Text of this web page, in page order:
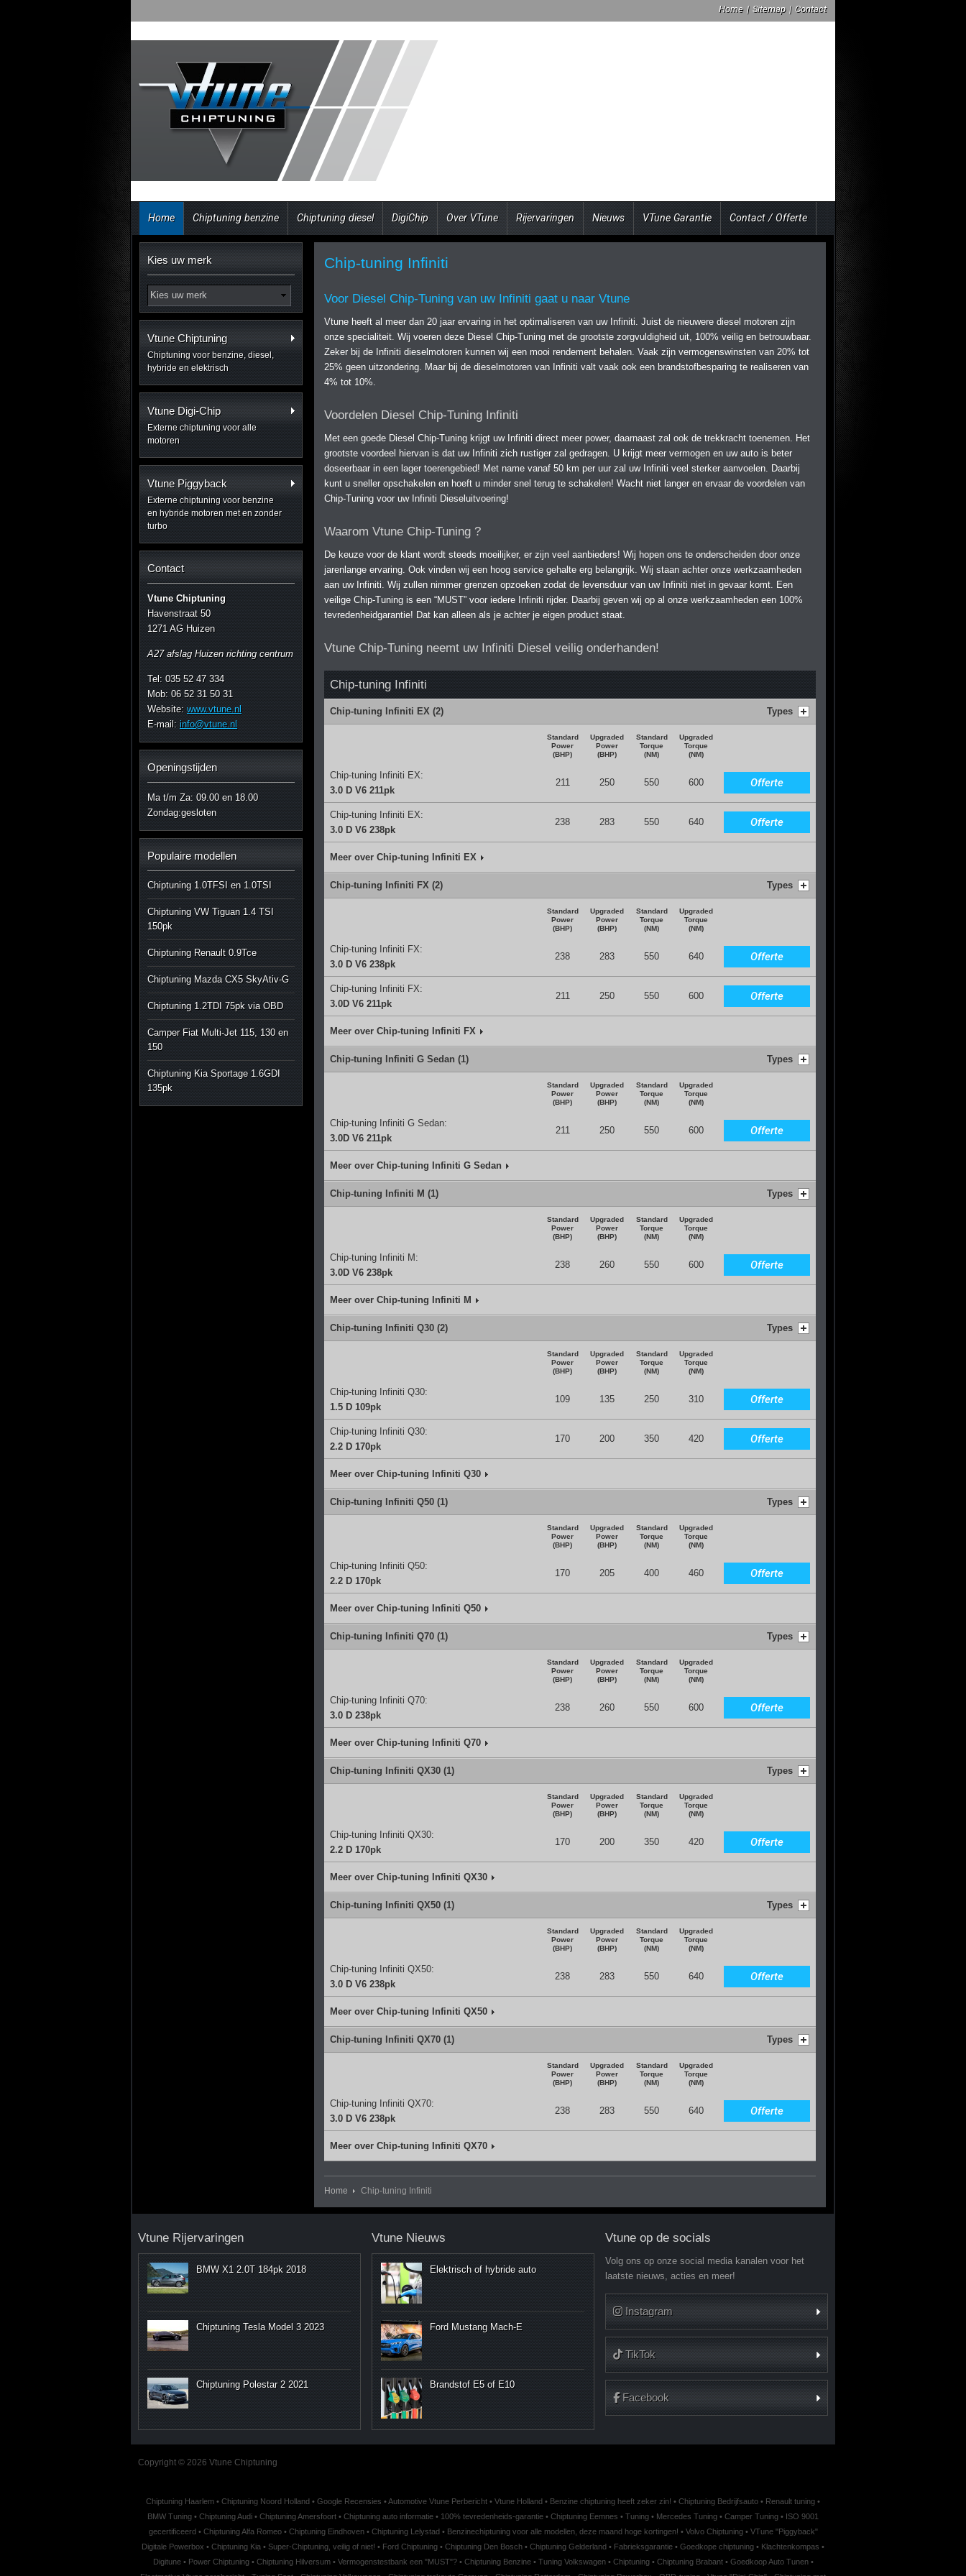
Home | Sitemap | Contact
Home Chiptuning benzine Chiptuning diesel DigiChip Over VTune Rijervaringen Nieuws VTune Garantie Contact / Offerte
Kies uw merk
Vtune Chiptuning
Chiptuning voor benzine, diesel,
hybride en elektrisch
Vtune Digi-Chip
Externe chiptuning voor alle
motoren
Vtune Piggyback
Externe chiptuning voor benzine
en hybride motoren met en zonder
turbo
Contact
Vtune Chiptuning
Havenstraat 50
1271 AG Huizen
A27 afslag Huizen richting centrum
Tel: 035 52 47 334
Mob: 06 52 31 50 31
Website: www.vtune.nl
E-mail: info@vtune.nl
Openingstijden
Ma t/m Za: 09.00 en 18.00
Zondag:gesloten
Populaire modellen
Chiptuning 1.0TFSI en 1.0TSI
Chiptuning VW Tiguan 1.4 TSI
150pk
Chiptuning Renault 0.9Tce
Chiptuning Mazda CX5 SkyAtiv-G
Chiptuning 1.2TDI 75pk via OBD
Camper Fiat Multi-Jet 115, 130 en
150
Chiptuning Kia Sportage 1.6GDI
135pk
Chip-tuning Infiniti
Voor Diesel Chip-Tuning van uw Infiniti gaat u naar Vtune
Vtune heeft al meer dan 20 jaar ervaring in het optimaliseren van uw Infiniti. Juist de nieuwere diesel motoren zijn
onze specialiteit. Wij voeren deze Diesel Chip-Tuning met de grootste zorgvuldigheid uit, 100% veilig en betrouwbaar.
Zeker bij de Infiniti dieselmotoren kunnen wij een mooi rendement behalen. Vaak zijn vermogenswinsten van 20% tot
25% geen uitzondering. Maar bij de dieselmotoren van Infiniti valt vaak ook een brandstofbesparing te realiseren van
4% tot 10%.
Voordelen Diesel Chip-Tuning Infiniti
Met een goede Diesel Chip-Tuning krijgt uw Infiniti direct meer power, daarnaast zal ook de trekkracht toenemen. Het
grootste voordeel hiervan is dat uw Infiniti zich rustiger zal gedragen. U krijgt meer vermogen en uw auto is beter
doseerbaar in een lager toerengebied! Met name vanaf 50 km per uur zal uw Infiniti veel sterker aanvoelen. Daarbij
kunt u sneller opschakelen en hoeft u minder snel terug te schakelen! Wacht niet langer en ervaar de voordelen van
Chip-Tuning voor uw Infiniti Dieseluitvoering!
Waarom Vtune Chip-Tuning ?
De keuze voor de klant wordt steeds moeilijker, er zijn veel aanbieders! Wij hopen ons te onderscheiden door onze
jarenlange ervaring. Ook vinden wij een hoog service gehalte erg belangrijk. Wij staan achter onze werkzaamheden
aan uw Infiniti. Wij zullen nimmer grenzen opzoeken zodat de levensduur van uw Infiniti niet in gevaar komt. Een
veilige Chip-Tuning is een “MUST” voor iedere Infiniti rijder. Daarbij geven wij op al onze werkzaamheden een 100%
tevredenheidgarantie! Dat kan alleen als je achter je eigen product staat.
Vtune Chip-Tuning neemt uw Infiniti Diesel veilig onderhanden!
Chip-tuning Infiniti
Chip-tuning Infiniti EX (2) Types
Standard
Power
(BHP)
Upgraded
Power
(BHP)
Standard
Torque
(NM)
Upgraded
Torque
(NM)
Chip-tuning Infiniti EX:
3.0 D V6 211pk
211 250 550 600 Offerte
Chip-tuning Infiniti EX:
3.0 D V6 238pk
238 283 550 640 Offerte
Meer over Chip-tuning Infiniti EX
Chip-tuning Infiniti FX (2) Types
Standard
Power
(BHP)
Upgraded
Power
(BHP)
Standard
Torque
(NM)
Upgraded
Torque
(NM)
Chip-tuning Infiniti FX:
3.0 D V6 238pk
238 283 550 640 Offerte
Chip-tuning Infiniti FX:
3.0D V6 211pk
211 250 550 600 Offerte
Meer over Chip-tuning Infiniti FX
Chip-tuning Infiniti G Sedan (1) Types
Standard
Power
(BHP)
Upgraded
Power
(BHP)
Standard
Torque
(NM)
Upgraded
Torque
(NM)
Chip-tuning Infiniti G Sedan:
3.0D V6 211pk
211 250 550 600 Offerte
Meer over Chip-tuning Infiniti G Sedan
Chip-tuning Infiniti M (1) Types
Standard
Power
(BHP)
Upgraded
Power
(BHP)
Standard
Torque
(NM)
Upgraded
Torque
(NM)
Chip-tuning Infiniti M:
3.0D V6 238pk
238 260 550 600 Offerte
Meer over Chip-tuning Infiniti M
Chip-tuning Infiniti Q30 (2) Types
Standard
Power
(BHP)
Upgraded
Power
(BHP)
Standard
Torque
(NM)
Upgraded
Torque
(NM)
Chip-tuning Infiniti Q30:
1.5 D 109pk
109 135 250 310 Offerte
Chip-tuning Infiniti Q30:
2.2 D 170pk
170 200 350 420 Offerte
Meer over Chip-tuning Infiniti Q30
Chip-tuning Infiniti Q50 (1) Types
Standard
Power
(BHP)
Upgraded
Power
(BHP)
Standard
Torque
(NM)
Upgraded
Torque
(NM)
Chip-tuning Infiniti Q50:
2.2 D 170pk
170 205 400 460 Offerte
Meer over Chip-tuning Infiniti Q50
Chip-tuning Infiniti Q70 (1) Types
Standard
Power
(BHP)
Upgraded
Power
(BHP)
Standard
Torque
(NM)
Upgraded
Torque
(NM)
Chip-tuning Infiniti Q70:
3.0 D 238pk
238 260 550 600 Offerte
Meer over Chip-tuning Infiniti Q70
Chip-tuning Infiniti QX30 (1) Types
Standard
Power
(BHP)
Upgraded
Power
(BHP)
Standard
Torque
(NM)
Upgraded
Torque
(NM)
Chip-tuning Infiniti QX30:
2.2 D 170pk
170 200 350 420 Offerte
Meer over Chip-tuning Infiniti QX30
Chip-tuning Infiniti QX50 (1) Types
Standard
Power
(BHP)
Upgraded
Power
(BHP)
Standard
Torque
(NM)
Upgraded
Torque
(NM)
Chip-tuning Infiniti QX50:
3.0 D V6 238pk
238 283 550 640 Offerte
Meer over Chip-tuning Infiniti QX50
Chip-tuning Infiniti QX70 (1) Types
Standard
Power
(BHP)
Upgraded
Power
(BHP)
Standard
Torque
(NM)
Upgraded
Torque
(NM)
Chip-tuning Infiniti QX70:
3.0 D V6 238pk
238 283 550 640 Offerte
Meer over Chip-tuning Infiniti QX70
Home Chip-tuning Infiniti
Vtune Rijervaringen
BMW X1 2.0T 184pk 2018
Chiptuning Tesla Model 3 2023
Chiptuning Polestar 2 2021
Vtune Nieuws
Elektrisch of hybride auto
Ford Mustang Mach-E
Brandstof E5 of E10
Vtune op de socials
Volg ons op onze social media kanalen voor het
laatste nieuws, acties en meer!
Instagram
TikTok
Facebook
Copyright © 2026 Vtune Chiptuning
Chiptuning Haarlem • Chiptuning Noord Holland • Google Recensies •Automotive Vtune Perbericht • Vtune Holland • Benzine chiptuning heeft zeker zin! • Chiptuning Bedrijfsauto • Renault tuning •
BMW Tuning • Chiptuning Audi • Chiptuning Amersfoort • Chiptuning auto informatie • 100% tevredenheids-garantie • Chiptuning Eemnes • Tuning • Mercedes Tuning • Camper Tuning • ISO 9001
gecertificeerd • Chiptuning Alfa Romeo • Chiptuning Eindhoven • Chiptuning Lelystad • Benzinechiptuning voor alle modellen, deze maand hoge kortingen! • Volvo Chiptuning • VTune "Piggyback"
Digitale Powerbox • Chiptuning Kia • Super-Chiptuning, veilig of niet! • Ford Chiptuning • Chiptuning Den Bosch • Chiptuning Gelderland • Fabrieksgarantie • Goedkope chiptuning • Klachtenkompas •
Digitune • Power Chiptuning • Chiptuning Hilversum • Vermogenstestbank een "MUST"? • Chiptuning Benzine • Tuning Volkswagen • Chiptuning • Chiptuning Brabant • Goedkoop Auto Tunen •